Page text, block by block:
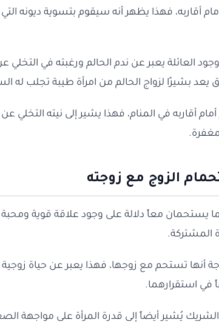
أقاربه، فهذا يظهر أنه سيقوم بتسوية ديونه
العائلة يعبر عن ندم الحالم ورغبته في التخلي
يعد بشيرًا لزواج الحالم من امرأة طيبة تجلب له
أقاربه في المنام، فهذا يشير إلى نيته
الزوج مع زوجته
يستحمان معاً دلالة على وجود علاقة قوية ومحبة
المشتركة.
أنها تستحم مع زوجها، فهذا يعبر عن حياة
في استقرارهما.
يُشير أيضاً إلى قدرة المرأة على مواجهة